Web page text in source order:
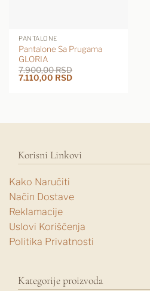
PANTALONE
Pantalone Sa Prugama
GLORIA
7.900,00RSD
Originalna
7.110,00 RSDTrenutna
Korisni Linkovi
Kako Naručiti
Način Dostave
Reklamacije
Uslovi Korišćenja
Politika Privatnosti
Kategorije proizvoda